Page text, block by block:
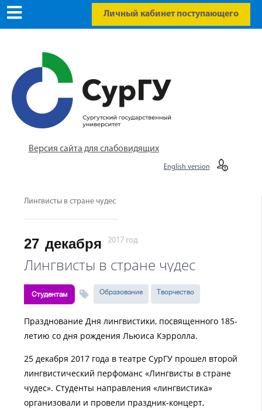
Личный кабинет поступающего
Версия сайта для слабовидящих
English version
Лингвисты в стране чудес
27 декабря 2017 год
Лингвисты в стране чудес
Студентам Образование Творчество
Празднование Дня лингвистики, посвященного 185-
летию со дня рождения Льюиса Кэрролла.
25 декабря 2017 года в театре СурГУ прошел второй
лингвистический перфоманс «Лингвисты в стране
чудес». Студенты направления «лингвистика»
организовали и провели праздник-концерт,